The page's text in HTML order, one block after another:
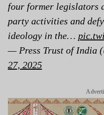
four former legislators
party activities and
ideology in the…
— Press Trust of India
27, 2025